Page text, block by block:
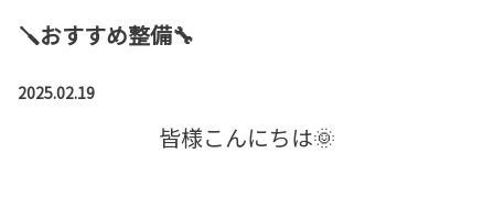
🪛おすすめ整備🔧
2025.02.19
皆様こんにちは🌞